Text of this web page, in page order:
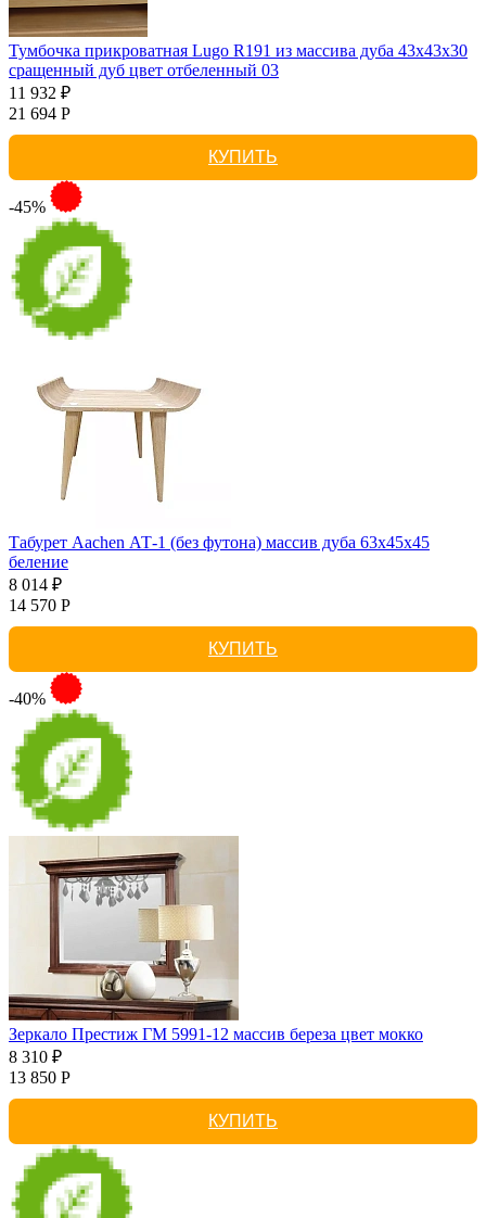
Тумбочка прикроватная Lugo R191 из массива дуба 43х43х30
сращенный дуб цвет отбеленный 03
11 932 ₽
21 694 Р
КУПИТЬ
-45%
Табурет Aachen АТ-1 (без футона) массив дуба 63х45х45
беление
8 014 ₽
14 570 Р
КУПИТЬ
-40%
Зеркало Престиж ГМ 5991-12 массив береза цвет мокко
8 310 ₽
13 850 Р
КУПИТЬ